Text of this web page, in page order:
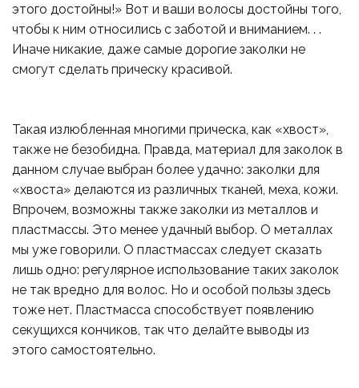
этого достойны!» Вот и ваши волосы достойны того,
чтобы к ним относились с заботой и вниманием. . .
Иначе никакие, даже самые дорогие заколки не
смогут сделать прическу красивой.
Такая излюбленная многими прическа, как «хвост»,
также не безобидна. Правда, материал для заколок в
данном случае выбран более удачно: заколки для
«хвоста» делаются из различных тканей, меха, кожи.
Впрочем, возможны также заколки из металлов и
пластмассы. Это менее удачный выбор. О металлах
мы уже говорили. О пластмассах следует сказать
лишь одно: регулярное использование таких заколок
не так вредно для волос. Но и особой пользы здесь
тоже нет. Пластмасса способствует появлению
секущихся кончиков, так что делайте выводы из
этого самостоятельно.